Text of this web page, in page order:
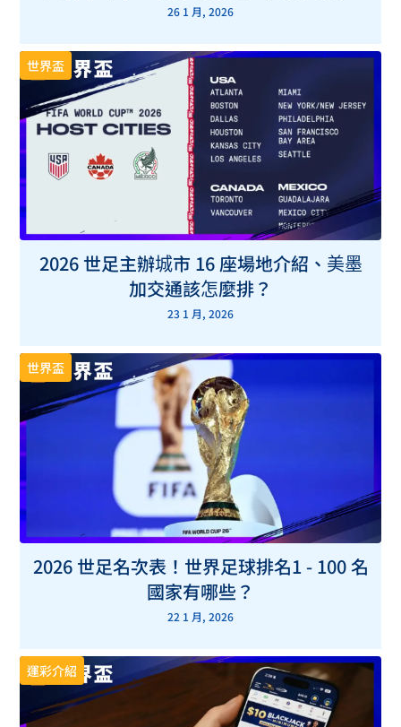
26 1 月, 2026
世界盃
2026 世足主辦城市 16 座場地介紹、美墨
加交通該怎麼排？
23 1 月, 2026
世界盃
2026 世足名次表！世界足球排名1 - 100 名
國家有哪些？
22 1 月, 2026
運彩介紹